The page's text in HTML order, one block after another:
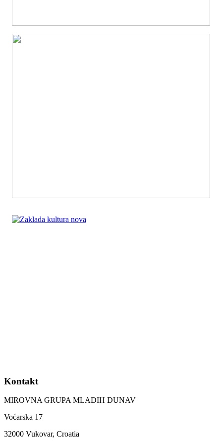
Kontakt
MIROVNA GRUPA MLADIH DUNAV
Voćarska 17
32000 Vukovar, Croatia